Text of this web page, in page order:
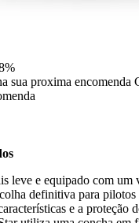
sua proxima encomenda
leve e equipado com um
definitiva para pilotos
e a proteção